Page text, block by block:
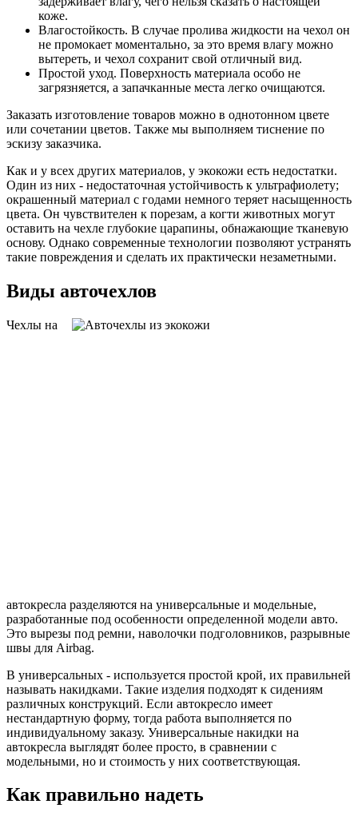
коже.
Влагостойкость. В случае пролива жидкости на чехол он
не промокает моментально, за это время влагу можно
вытереть, и чехол сохранит свой отличный вид.
Простой уход. Поверхность материала особо не
загрязняется, а запачканные места легко очищаются.
Заказать изготовление товаров можно в однотонном цвете
или сочетании цветов. Также мы выполняем тиснение по
эскизу заказчика.
Как и у всех других материалов, у экокожи есть недостатки.
Один из них - недостаточная устойчивость к ультрафиолету;
окрашенный материал с годами немного теряет насыщенность
цвета. Он чувствителен к порезам, а когти животных могут
оставить на чехле глубокие царапины, обнажающие тканевую
основу. Однако современные технологии позволяют устранять
такие повреждения и сделать их практически незаметными.
Виды авточехлов
Чехлы на
автокресла разделяются на универсальные и модельные,
разработанные под особенности определенной модели авто.
Это вырезы под ремни, наволочки подголовников, разрывные
швы для Airbag.
В универсальных - используется простой крой, их правильней
называть накидками. Такие изделия подходят к сидениям
различных конструкций. Если автокресло имеет
нестандартную форму, тогда работа выполняется по
индивидуальному заказу. Универсальные накидки на
автокресла выглядят более просто, в сравнении с
модельными, но и стоимость у них соответствующая.
Как правильно надеть